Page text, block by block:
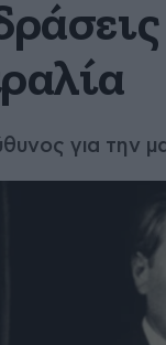
για την